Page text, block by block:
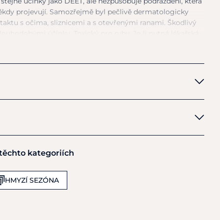
projevují. Samozřejmě byl pečlivě dermatologicky
s očima, sliznicemi a s otevřenými ranami. Škodlivý
odevzdánímdosběrny nebezpečných odpadů. Balení
balení 2500ml.
kategoriích
HMYZÍ SEZÓNA